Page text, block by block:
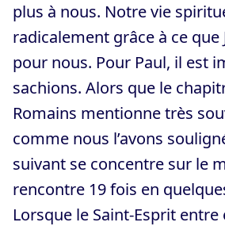
plus à nous. Notre vie
radicalement grâce à ce que
pour nous. Pour Paul, il est
sachions. Alors que le
Romains mentionne très
comme nous l’avons
suivant se concentre sur le
rencontre 19 fois en
Lorsque le Saint-Esprit